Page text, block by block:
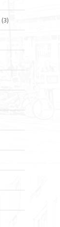
(3)